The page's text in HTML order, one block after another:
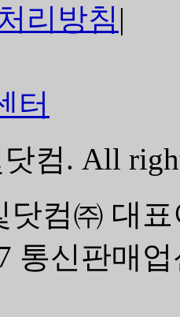
리방침 |
터
컴. All
닷컴㈜ 대
통신판매